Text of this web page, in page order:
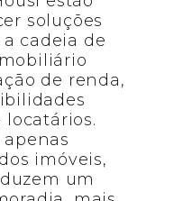
soluções
cadeia de
de renda,
locatários.
imóveis,
um